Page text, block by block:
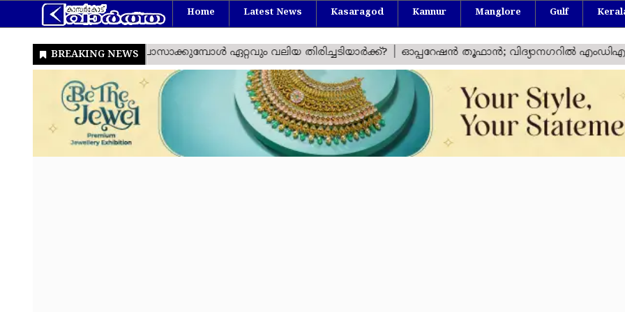
Home Latest News Kasaragod Kannur Manglore Gulf